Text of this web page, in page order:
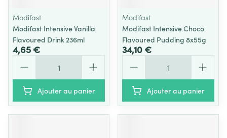
Modifast
Modifast Intensive Vanilla
Flavoured Drink 236ml
4,65 €
Ajouter au panier
Modifast
Modifast Intensive Choco
Flavoured Pudding 8x55g
34,10 €
Ajouter au panier